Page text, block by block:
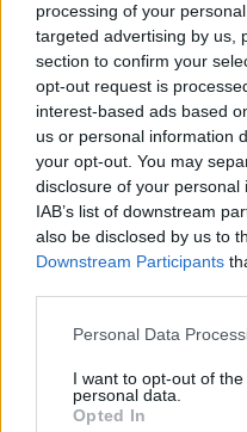
processing of your
targeted advertising by us,
section to confirm your
opt-out request is
interest-based ads based
us or personal information
your opt-out. You may
disclosure of your
IAB’s list of downstream
also be disclosed by us to
Downstream Participants
Personal Data
I want to opt-out of
personal data.
Opted In
VIIHDEUUTISET
Sääennuste
marraskuulle
syksyn sää
3